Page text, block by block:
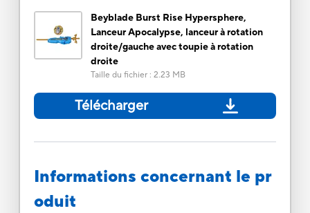
Beyblade Burst Rise Hypersphere,
Lanceur Apocalypse, lanceur à rotation
droite/gauche avec toupie à rotation
droite
Taille du fichier: 2.23 MB
Télécharger
Informations concernant le pr
oduit